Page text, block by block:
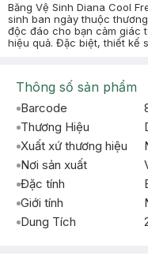
Băng Vệ Sinh Diana Cool
sinh ban ngày thuộc
độc đáo cho bạn cảm giác
hiệu quả. Đặc biệt, thiết kế
Thông số sản phẩm
Barcode
Thương Hiệu
Xuất xứ thương hiệu
Nơi sản xuất
Đặc tính
Giới tính
Dung Tích